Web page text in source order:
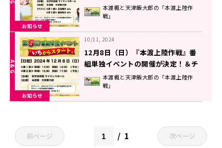
お知らせ
ット先行申込受付中！12月8日
（日）開催『本渡上陸作戦』番組単
「本渡上陸作戦」】
本渡楓と天津飯大郎の「本渡上陸作
戦」
お知らせ
10/11, 2024
12月8日（日）『本渡上陸作戦』番
組単独イベントの開催が決定！＆チ
ケット抽選申込受付中！【本渡楓と
天津飯大郎の「本渡上陸作戦」】
本渡楓と天津飯大郎の「本渡上陸作
戦」
前ページ 1 次ページ